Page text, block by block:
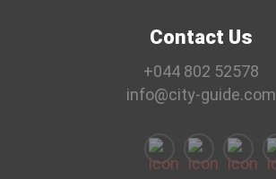
Contact Us
+044 802 52578
info@city-guide.com